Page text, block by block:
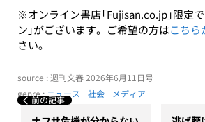
※オンライン書店「Fujisan.co.jp」限定
ン」がございます。ご希望の方はこちら
さい。
source : 週刊文春 2026年6月11日号
genre :ニュース 社会 メディア
前の記事